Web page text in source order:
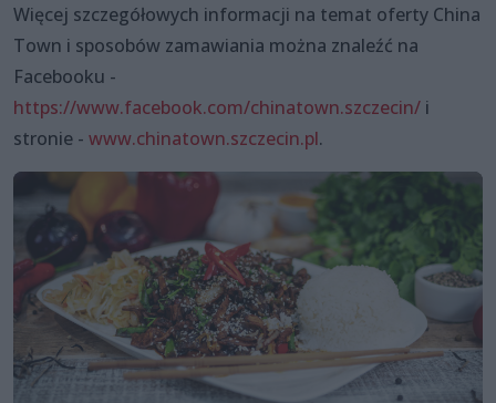
Więcej szczegółowych informacji na temat oferty China
Town i sposobów zamawiania można znaleźć na
Facebooku -
https://www.facebook.com/chinatown.szczecin/ i
stronie - www.chinatown.szczecin.pl.